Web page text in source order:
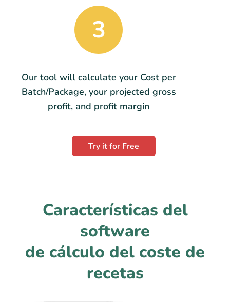
3
Our tool will calculate your Cost per
Batch/Package, your projected gross
profit, and profit margin
Try it for Free
Características del
software
de cálculo del coste de
recetas